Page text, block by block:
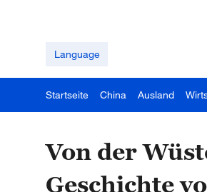
Language
Startseite China Ausland
Von der
Geschichte